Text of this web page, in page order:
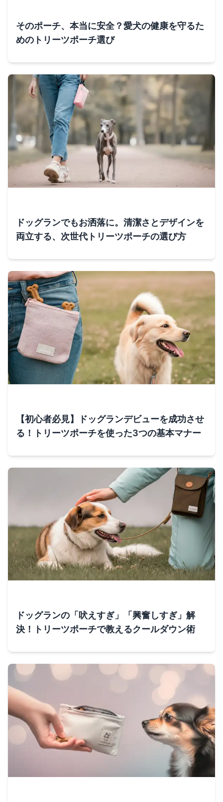
そのポーチ、本当に安全？愛犬の健康を守るた
めのトリーツポーチ選び
ドッグランでもお洒落に。清潔さとデザインを
両立する、次世代トリーツポーチの選び方
【初心者必見】ドッグランデビューを成功させ
る！トリーツポーチを使った3つの基本マナー
ドッグランの「吠えすぎ」「興奮しすぎ」解
決！トリーツポーチで教えるクールダウン術